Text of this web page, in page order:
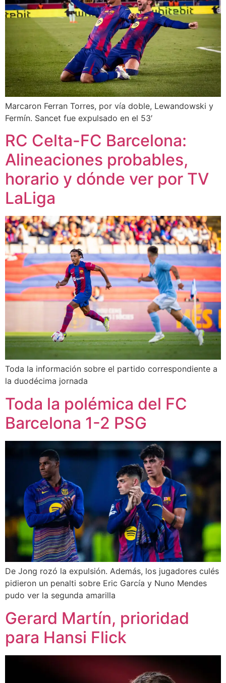
Marcaron Ferran Torres, por vía doble, Lewandowski y
Fermín. Sancet fue expulsado en el 53′
RC Celta-FC Barcelona:
Alineaciones probables,
horario y dónde ver por TV
LaLiga
Toda la información sobre el partido correspondiente a
la duodécima jornada
Toda la polémica del FC
Barcelona 1-2 PSG
De Jong rozó la expulsión. Además, los jugadores culés
pidieron un penalti sobre Eric García y Nuno Mendes
pudo ver la segunda amarilla
Gerard Martín, prioridad
para Hansi Flick